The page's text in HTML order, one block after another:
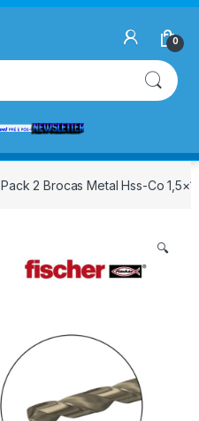
0
Pack 2 Brocas Metal Hss-Co
🔍